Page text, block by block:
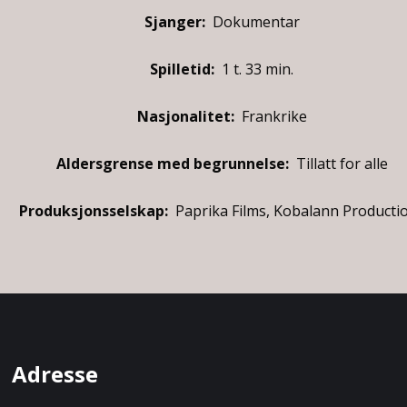
Sjanger: Dokumentar
Spilletid: 1 t. 33 min.
Nasjonalitet: Frankrike
Aldersgrense med begrunnelse: Tillatt for alle
Produksjonsselskap: Paprika Films, Kobalann
Adresse